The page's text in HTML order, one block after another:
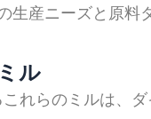
生産ニーズと原料
ル
れらのミルは、